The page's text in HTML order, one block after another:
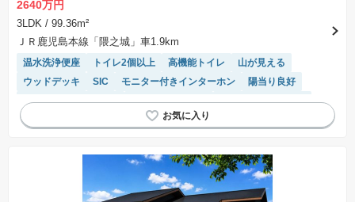
表示されておりません。
※取引にかかる費用：物件の契約手続き、決済、引き渡し時にかかる費用を表示しています。
不動産会社によって表記有無が異なるため、ご自身で十分な確認をしていただくようにお願い
いたします。
場合があります。
2640万円
3LDK / 99.36m²
ＪＲ鹿児島本線「隈之城」車1.9km
温水洗浄便座 トイレ2個以上 高機能トイレ
山が見える
ウッドデッキ
SIC モニター付きインターホン
陽当り良好
IHクッキングヒーター
システムキッチン
キッチン収納が多い
浴室乾燥機
オール電化 対面キッチン